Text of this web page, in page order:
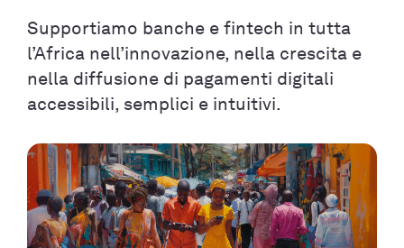
Supportiamo banche e fintech in tutta
l’Africa nell’innovazione, nella crescita e
nella diffusione di pagamenti digitali
accessibili, semplici e intuitivi.